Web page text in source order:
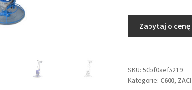
Zapytaj o cenę
SKU:50bf0aef5219
Kategorie: C600,